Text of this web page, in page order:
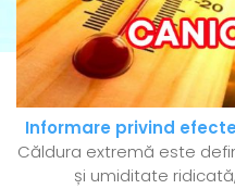
Informare privind
Căldura extremă este
și umiditate